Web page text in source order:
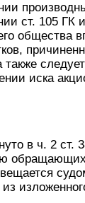
ст. 105 ГК
общества
иска
в ч. 2 ст.